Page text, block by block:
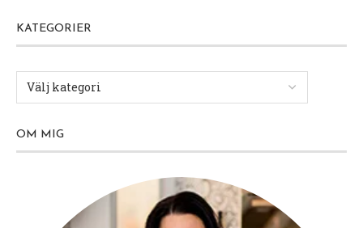
KATEGORIER
OM MIG